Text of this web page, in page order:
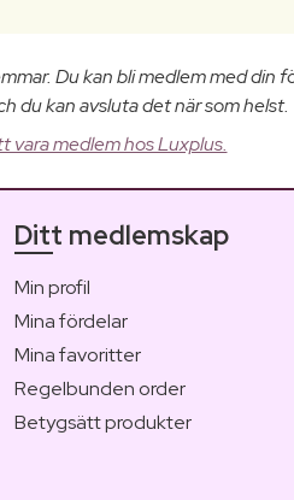
Du kan bli medlem med
du kan avsluta det när som helst.
vara medlem hos Luxplus.
Ditt medlemskap
Min profil
Mina fördelar
Mina favoritter
Regelbunden order
Betygsätt produkter